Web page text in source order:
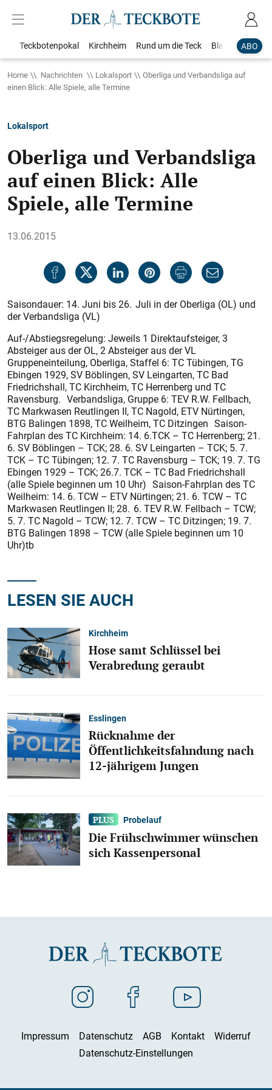
ABO
Teckbotenpokal Kirchheim Rund um die Teck Blaulicht
Home Nachrichten Lokalsport
Oberliga und Verbandsliga auf
einen Blick: Alle Spiele, alle Termine
Lokalsport
Oberliga und Verbandsliga
auf einen Blick: Alle
Spiele, alle Termine
13.06.2015
Saisondauer: 14. Juni bis 26. Juli in der Oberliga (OL) und
der Verbandsliga (VL)
Auf-/Abstiegsregelung: Jeweils 1 Direktaufsteiger, 3
Absteiger aus der OL, 2 Absteiger aus der VL
Gruppeneinteilung, Oberliga, Staffel 6: TC Tübingen, TG
Ebingen 1929, SV Böblingen, SV Leingarten, TC Bad
Friedrichshall, TC Kirchheim, TC Herrenberg und TC
Ravensburg. Verbandsliga, Gruppe 6: TEV R.W. Fellbach,
TC Markwasen Reutlingen II, TC Nagold, ETV Nürtingen,
BTG Balingen 1898, TC Weilheim, TC Ditzingen Saison-
Fahrplan des TC Kirchheim: 14. 6.TCK – TC Herrenberg; 21.
6. SV Böblingen – TCK; 28. 6. SV Leingarten – TCK; 5. 7.
TCK – TC Tübingen; 12. 7. TC Ravensburg – TCK; 19. 7. TG
Ebingen 1929 – TCK; 26.7. TCK – TC Bad Friedrichshall
(alle Spiele beginnen um 10 Uhr) Saison-Fahrplan des TC
Weilheim: 14. 6. TCW – ETV Nürtingen; 21. 6. TCW – TC
Markwasen Reutlingen II; 28. 6. TEV R.W. Fellbach – TCW;
5. 7. TC Nagold – TCW; 12. 7. TCW – TC Ditzingen; 19. 7.
BTG Balingen 1898 – TCW (alle Spiele beginnen um 10
Uhr)tb
LESEN SIE AUCH
Kirchheim
Hose samt Schlüssel bei
Verabredung geraubt
Esslingen
Rücknahme der
Öffentlichkeitsfahndung nach
12-jährigem Jungen
Probelauf
Die Frühschwimmer wünschen
sich Kassenpersonal
Impressum Datenschutz AGB Kontakt
Widerruf
Datenschutz-Einstellungen